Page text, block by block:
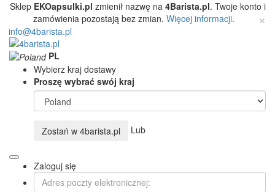
Sklep EKOapsulki.pl zmienił nazwę na 4Barista.pl. Twoje konto i
zamówienia pozostają bez zmian. Więcej informacji. ×
info@4barista.pl
PL
Wybierz kraj dostawy
Proszę wybrać swój kraj
Zostań w 4barista.pl Lub
Zaloguj się